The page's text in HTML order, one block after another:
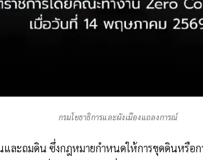
กรมโยธาธิการและผังเมืองแถลงการณ์
ถมดิน ซึ่งกฎหมายกำหนดให้การขุดดินหรือกา